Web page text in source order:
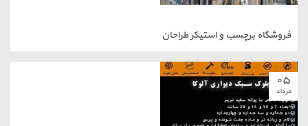
فروشگاه برچسب و استیکر طراحان
۰۵
مرداد